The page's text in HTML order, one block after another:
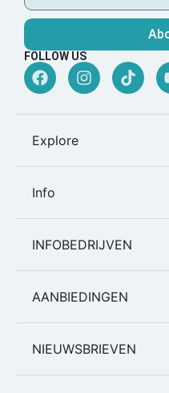
FOLLOW US
Explore
Info
INFOBEDRIJVEN
AANBIEDINGEN
NIEUWSBRIEVEN